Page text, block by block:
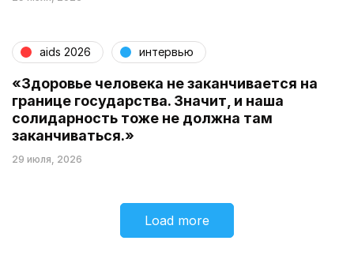
aids 2026 интервью
«Здоровье человека не заканчивается на
границе государства. Значит, и наша
солидарность тоже не должна там
заканчиваться.»
29 июля, 2026
Load more